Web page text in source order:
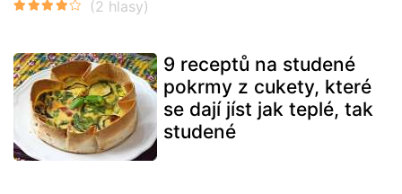
9 receptů na studené
pokrmy z cukety, které
se dají jíst jak teplé, tak
studené